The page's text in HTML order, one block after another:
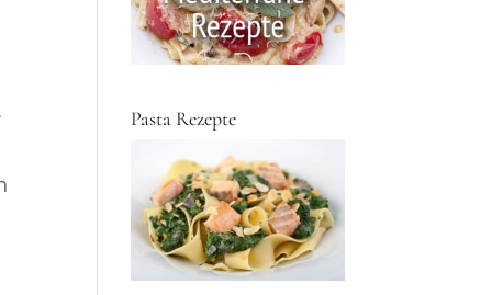
Pasta Rezepte